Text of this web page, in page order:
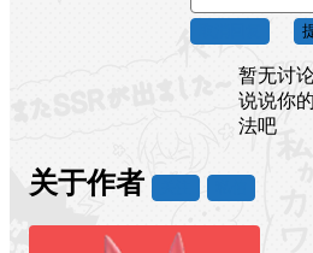
暂无讨论
说说你
法吧
关于作者